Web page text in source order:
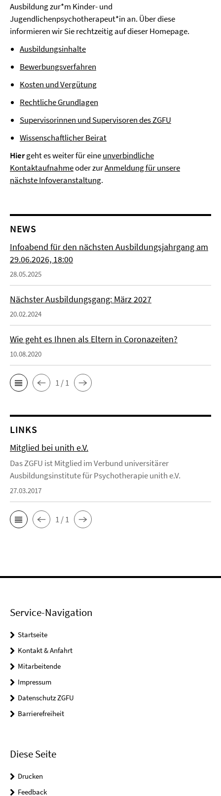
Ausbildung zur*m Kinder- und
Jugendlichenpsychotherapeut*in an. Über diese
informieren wir Sie rechtzeitig auf dieser Homepage.
Ausbildungsinhalte
Bewerbungsverfahren
Kosten und Vergütung
Rechtliche Grundlagen
Supervisorinnen und Supervisoren des ZGFU
Wissenschaftlicher Beirat
Hiergeht es weiter für eineunverbindliche
Kontaktaufnahmeoder zurAnmeldung für unsere
nächste Infoveranstaltung.
NEWS
Infoabend für den nächsten Ausbildungsjahrgang am
29.06.2026, 18:00
28.05.2025
Nächster Ausbildungsgang: März 2027
20.02.2024
Wie geht es Ihnen als Eltern in Coronazeiten?
10.08.2020
1 / 1
LINKS
Mitglied bei unith e.V.
Das ZGFU ist Mitglied im Verbund universitärer
Ausbildungsinstitute für Psychotherapie unith e.V.
27.03.2017
1 / 1
Service-Navigation
Startseite
Kontakt & Anfahrt
Mitarbeitende
Impressum
Datenschutz ZGFU
Barrierefreiheit
Diese Seite
Drucken
Feedback